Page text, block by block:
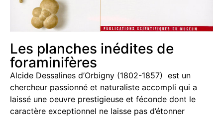
Les planches inédites de
foraminifères
Alcide Dessalines d’Orbigny (1802-1857) est un
chercheur passionné et naturaliste accompli qui a
laissé une oeuvre prestigieuse et féconde dont le
caractère exceptionnel ne laisse pas d’étonner